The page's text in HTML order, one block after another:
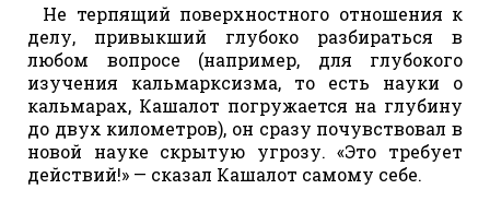
Не терпящий поверхностного отношения к
делу, привыкший глубоко разбираться в
любом вопросе (например, для глубокого
изучения кальмарксизма, то есть науки о
кальмарах, Кашалот погружается на глубину
до двух километров), он сразу почувствовал в
новой науке скрытую угрозу. «Это требует
действий!» — сказал Кашалот самому себе.